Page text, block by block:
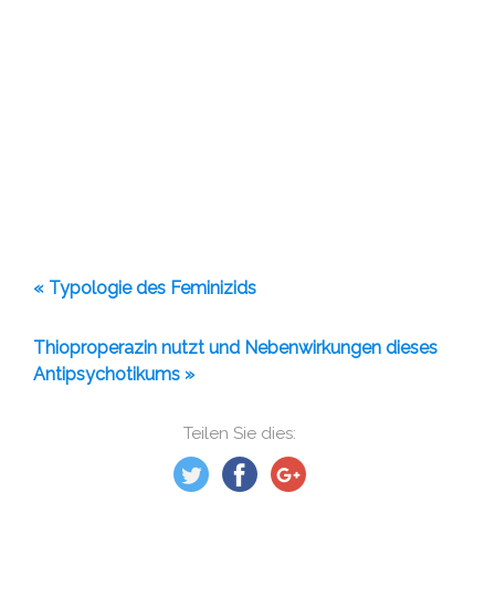
Teilen Sie dies:
« Typologie des Feminizids
Thioproperazin nutzt und Nebenwirkungen dieses
Antipsychotikums »